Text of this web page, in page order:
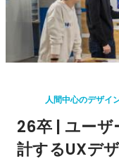
人間中心のデザイ
26卒 | ユー
計するUXデ